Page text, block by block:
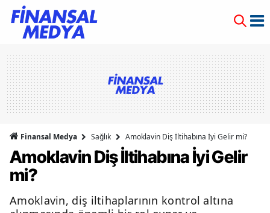
Finansal Medya Sağlık Amoklavin Diş İltihabına İyi Gelir mi?
Amoklavin Diş İltihabına İyi Gelir
mi?
Amoklavin, diş iltihaplarının kontrol altına